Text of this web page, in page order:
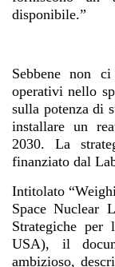
disponibile.”
Sebbene non
operativi nello
sulla potenza di
installare un
2030. La
finanziato dal
Intitolato
Space Nuclear
Strategiche per
USA), il
ambizioso,